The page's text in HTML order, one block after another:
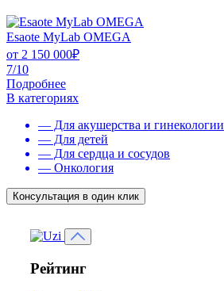
Esaote MyLab OMEGA
от 2 150 000₽
7/10
Подробнее
В категориях
— Для акушерства и гинекологии
— Для детей
— Для сердца и сосудов
— Онкология
Консультация в один клик
Рейтинг